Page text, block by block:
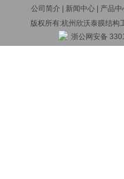
公司简介 新闻中心
产品中
版权所有:杭州欣沃泰膜结构
浙公网安备